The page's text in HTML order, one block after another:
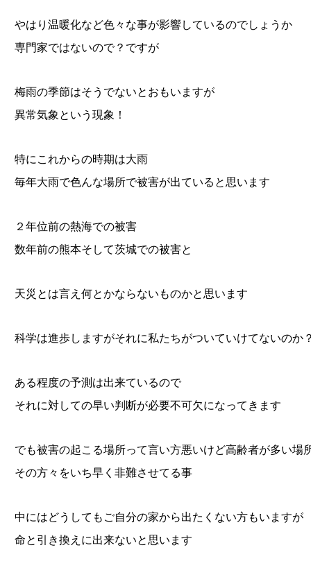
やはり温暖化など色々な事が影響しているのでしょうか
専門家ではないので？ですが
梅雨の季節はそうでないとおもいますが
異常気象という現象！
特にこれからの時期は大雨
毎年大雨で色んな場所で被害が出ていると思います
２年位前の熱海での被害
数年前の熊本そして茨城での被害と
天災とは言え何とかならないものかと思います
科学は進歩しますがそれに私たちがついていけてないのか
ある程度の予測は出来ているので
それに対しての早い判断が必要不可欠になってきます
でも被害の起こる場所って言い方悪いけど高齢者が多い場
その方々をいち早く非難させてる事
中にはどうしてもご自分の家から出たくない方もいますが
命と引き換えに出来ないと思います